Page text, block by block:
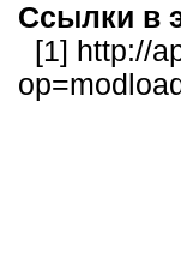
Ссылки в
[1] http://